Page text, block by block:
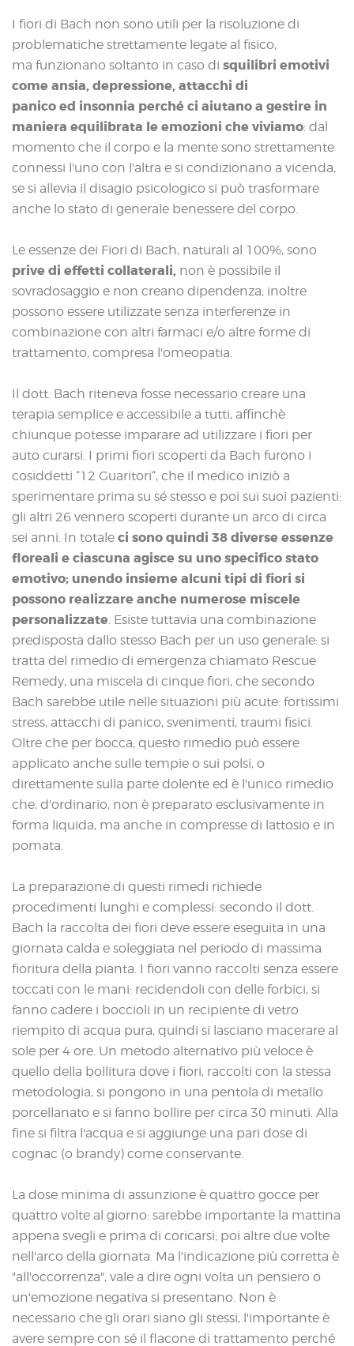
I fiori di Bach non sono utili per la risoluzione di
problematiche strettamente legate al fisico,
ma funzionano soltanto in caso di squilibri emotivi
come ansia, depressione, attacchi di
panico ed insonnia perché ci aiutano a gestire in
maniera equilibrata le emozioni che viviamo: dal
momento che il corpo e la mente sono strettamente
connessi l'uno con l'altra e si condizionano a vicenda,
se si allevia il disagio psicologico si può trasformare
anche lo stato di generale benessere del corpo.
Le essenze dei Fiori di Bach, naturali al 100%, sono
prive di effetti collaterali, non è possibile il
sovradosaggio e non creano dipendenza; inoltre
possono essere utilizzate senza interferenze in
combinazione con altri farmaci e/o altre forme di
trattamento, compresa l'omeopatia.
Il dott. Bach riteneva fosse necessario creare una
terapia semplice e accessibile a tutti, affinchè
chiunque potesse imparare ad utilizzare i fiori per
auto curarsi. I primi fiori scoperti da Bach furono i
cosiddetti “12 Guaritori“, che il medico iniziò a
sperimentare prima su sé stesso e poi sui suoi pazienti:
gli altri 26 vennero scoperti durante un arco di circa
sei anni. In totale ci sono quindi 38 diverse essenze
floreali e ciascuna agisce su uno specifico stato
emotivo; unendo insieme alcuni tipi di fiori si
possono realizzare anche numerose miscele
personalizzate . Esiste tuttavia una combinazione
predisposta dallo stesso Bach per un uso generale: si
tratta del rimedio di emergenza chiamato Rescue
Remedy, una miscela di cinque fiori, che secondo
Bach sarebbe utile nelle situazioni più acute: fortissimi
stress, attacchi di panico, svenimenti, traumi fisici.
Oltre che per bocca, questo rimedio può essere
applicato anche sulle tempie o sui polsi, o
direttamente sulla parte dolente ed è l'unico rimedio
che, d'ordinario, non è preparato esclusivamente in
forma liquida, ma anche in compresse di lattosio e in
pomata.
La preparazione di questi rimedi richiede
procedimenti lunghi e complessi: secondo il dott.
Bach la raccolta dei fiori deve essere eseguita in una
giornata calda e soleggiata nel periodo di massima
fioritura della pianta. I fiori vanno raccolti senza essere
toccati con le mani: recidendoli con delle forbici, si
fanno cadere i boccioli in un recipiente di vetro
riempito di acqua pura, quindi si lasciano macerare al
sole per 4 ore. Un metodo alternativo più veloce è
quello della bollitura dove i fiori, raccolti con la stessa
metodologia, si pongono in una pentola di metallo
porcellanato e si fanno bollire per circa 30 minuti. Alla
fine si filtra l'acqua e si aggiunge una pari dose di
cognac (o brandy) come conservante.
La dose minima di assunzione è quattro gocce per
quattro volte al giorno: sarebbe importante la mattina
appena svegli e prima di coricarsi; poi altre due volte
nell'arco della giornata. Ma l'indicazione più corretta è
"all'occorrenza", vale a dire ogni volta un pensiero o
un'emozione negativa si presentano. Non è
necessario che gli orari siano gli stessi, l'importante è
avere sempre con sé il flacone di trattamento perché